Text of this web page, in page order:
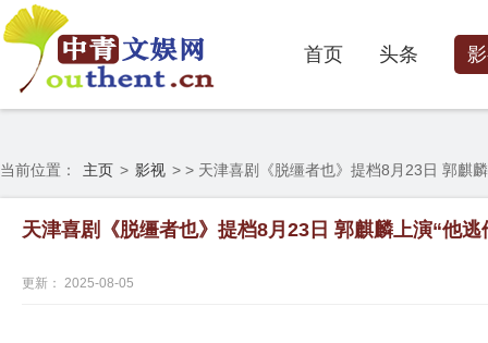
首页 头条
当前位置： 主页 > 影视 > > 天津喜剧《脱缰者也》提档8月23日 郭麒
天津喜剧《脱缰者也》提档8月23日 郭麒麟上演“他
更新： 2025-08-05